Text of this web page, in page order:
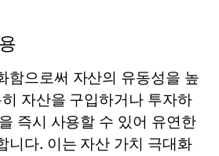
함으로써 자산의 유동성을 높
자산을 구입하거나 투자하
즉시 사용할 수 있어 유연한
니다. 이는 자산 가치 극대화